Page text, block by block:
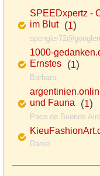
SPEEDxpertz -
im Blut(1)
1000-
Ernstes (1)
Barbara
und Fauna (1)
Paco de Buenos
Daniel